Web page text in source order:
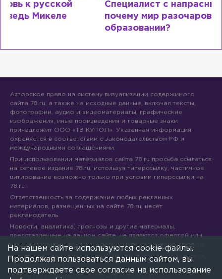
Специалист с напрасным дипломом:
почему мир разочаровался в высшем
Авторское право на систему визуализации содержимого
сайта 78.ru, а также на исходные данные, включая тексты,
фотографии, аудио и видеоматериалы, графические
изображения, иные произведения и товарные знаки
принадлежит ООО «ТВ КУПОЛ». Указанная информация
охраняется в соответствии с законодательством РФ и
международными соглашениями.
При использовании материалов сайта 78.ru просьба ссылаться
на сетевое издание 78.ru, используя гиперссылку, частичное
цитирование возможно только при условии гиперссылки на
78.ru
Ответственность за содержание любых рекламных
материалов, размещенных на сайте 78.ru, несет
рекламодатель.
Новости, аналитика, прогнозы и другие материалы,
представленные на данном сайте, не являются офертой или
рекомендацией к покупке или продаже каких-либо активов.
Свидетельство о регистрации СМИ Эл № ФС77-71293 выдано
Все права защищены © ООО «ТВ КУПОЛ»
На нашем сайте используются cookie-файлы.
Продолжая пользоваться данным сайтом, вы
подтверждаете свое согласие на использование